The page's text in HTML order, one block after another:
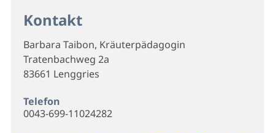
Kontakt
Barbara Taibon, Kräuterpädagogin
Tratenbachweg 2a
83661 Lenggries
Telefon
0043-699-11024282